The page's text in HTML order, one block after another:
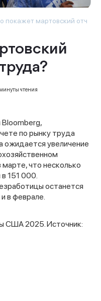
покажет мартовский отч
чтения
Bloomberg,
по рынку труда
увеличение
что несколько
151 000.
останется
в феврале.
США 2025. Источник: